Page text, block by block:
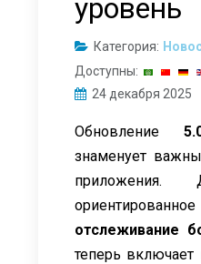
уровень
Категория:
Доступны:
24 декабря 2025
Обновление
знаменует
отслеживание
теперь